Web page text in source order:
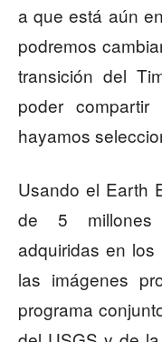
a que está aún
podremos
transición del
poder
hayamos
Usando el Earth
de 5 millones
adquiridas en
las imágenes
programa